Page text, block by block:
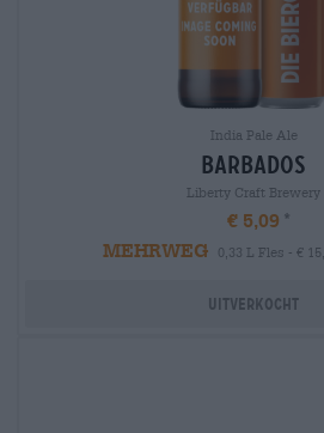
India Pale Ale
barbados
Liberty Craft Brewery
€ 5,09
MEHRWEG
0,33 L Fles - €
Uitverkocht